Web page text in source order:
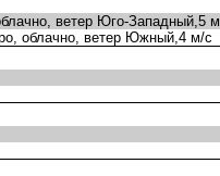
ветер Юго-Западный,5
облачно, ветер Южный,4 м/с